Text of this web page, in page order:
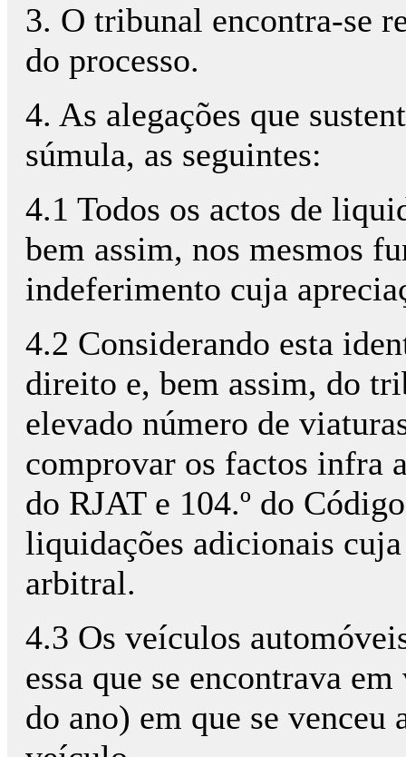
3. O tribunal encontra-se
do processo.
4. As alegações que
súmula, as seguintes:
4.1 Todos os actos de
bem assim, nos mesmos
indeferimento cuja
4.2 Considerando esta
direito e, bem assim, do
elevado número de
comprovar os factos infra
do RJAT e 104.º do
liquidações adicionais
arbitral.
4.3 Os veículos
essa que se encontrava
do ano) em que se